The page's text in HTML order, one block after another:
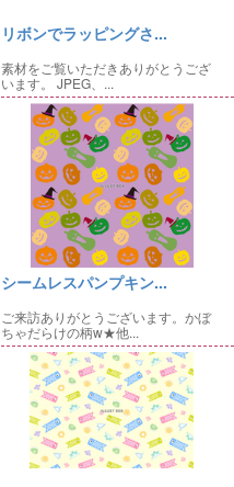
リボンでラッピングさ...
素材をご覧いただきありがとうござ
います。 JPEG、...
シームレスパンプキン...
ご来訪ありがとうございます。かぼ
ちゃだらけの柄w★他...